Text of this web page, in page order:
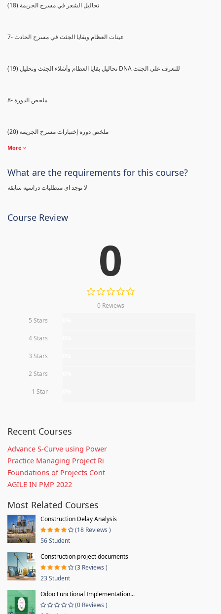
(18) تحاليل الشعر في مسرح الجريمة
7- عينات العظام وبقايا الجثث في مسرح الحادث
(19) تحاليل بقايا العظام وأشلاء الجثث وتحليل DNA للتعرف علي الجثث
8- ملخص الدورة
(20) ملخص دورة إختبارات مسرح الجريمة
More
What are the requirements for this course?
لا توجد اي متطلبات دراسية سابقة
Course Review
0
0 Reviews
5 Stars
4 Stars
3 Stars
2 Stars
1 Star
Recent Courses
Advance S-Curve using Power
Practice Managing Project Ri
Foundations of Projects Cont
AGILE IN PMP 2022
Most Related Courses
Construction Delay Analysis
(18 Reviews )
56 Student
Construction project documents
(3 Reviews )
23 Student
Odoo Functional Implementation...
(0 Reviews )